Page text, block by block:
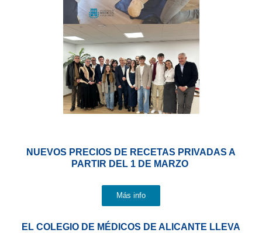
NUEVOS PRECIOS DE RECETAS PRIVADAS A
PARTIR DEL 1 DE MARZO
Más info
EL COLEGIO DE MÉDICOS DE ALICANTE LLEVA